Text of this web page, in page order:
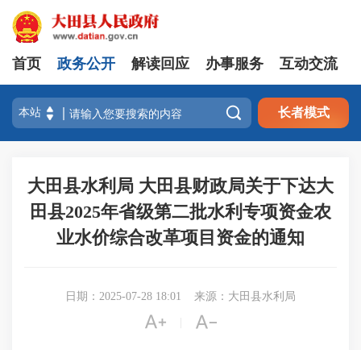
首页 政务公开 解读回应 办事服务 互动交流
 长者模式
大田县水利局 大田县财政局关于下达大
田县2025年省级第二批水利专项资金农
业水价综合改革项目资金的通知
日期：2025-07-28 18:01 来源：大田县水利局
 